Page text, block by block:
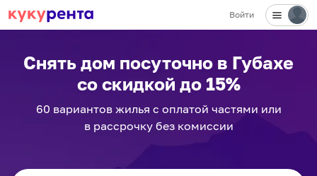
Войти
Снять дом посуточно в Губахе
со скидкой до 15%
60 вариантовжилья с оплатой частями или
в рассрочку без комиссии